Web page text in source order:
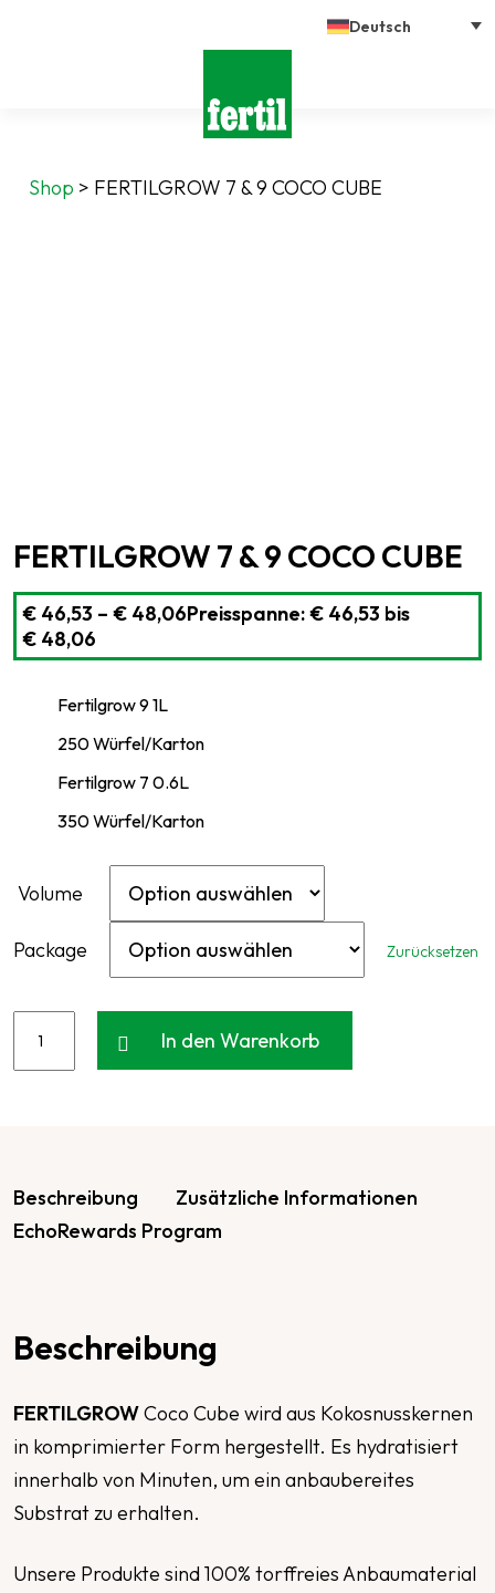
Deutsch
Shop > FERTILGROW 7 & 9 COCO CUBE
FERTILGROW 7 & 9 COCO CUBE
€ 46,53 – € 48,06Preisspanne: € 46,53 bis
€ 48,06
Fertilgrow 9 1L
250 Würfel/Karton
Fertilgrow 7 0.6L
350 Würfel/Karton
Volume
Package Zurücksetzen
In den Warenkorb
Beschreibung
Zusätzliche Informationen
EchoRewards Program
Beschreibung
FERTILGROWCoco Cube wird aus Kokosnusskernen
in komprimierter Form hergestellt. Es hydratisiert
innerhalb von Minuten, um ein anbaubereites
Substrat zu erhalten.
Unsere Produkte sind 100% torffreies Anbaumaterial